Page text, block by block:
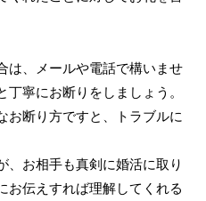
は、メールや電話で構いませ
寧にお断りをしましょう。
お断り方ですと、トラブルに
、お相手も真剣に婚活に取り
お伝えすれば理解してくれる